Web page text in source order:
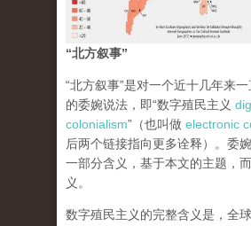
“北方叙事”
“北方叙事”是对一个近十几年来
的委婉说法，即“数字殖民主义
colonialism”（也叫做 electronic
后两个链接指向更多诠释）。委
一部分含义，基于本文的主题，
义。
数字殖民主义的完整含义是，全